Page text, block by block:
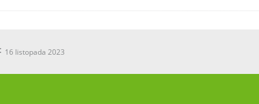
16 listopada 2023